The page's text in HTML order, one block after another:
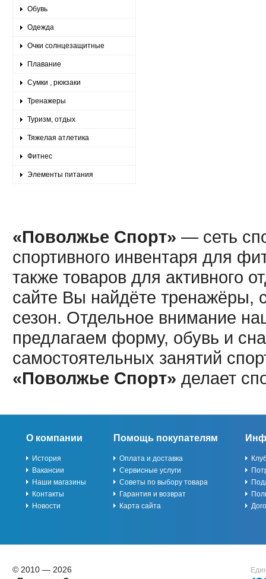
Обувь
Одежда
Очки солнцезащитные
Плавание
Сумки , рюкзаки
Тренажеры
Туризм, отдых
Тяжелая атлетика
Фитнес
Элементы питания
«Поволжье Спорт» — сеть
спортивного инвентаря для
также товаров для активного
сайте Вы найдёте тренажёры,
сезон. Отдельное внимание
предлагаем форму, обувь и
самостоятельных занятий
«Поволжье Спорт» делает
О компании
История
Вакансии
Наши магазины
Контакты
Новости
Помощь покупателям
Оплата и доставка
Сервисные услуги
Советы по выбору товара
Гарантия и возврат
Карта сайта
© 2010 — 2026